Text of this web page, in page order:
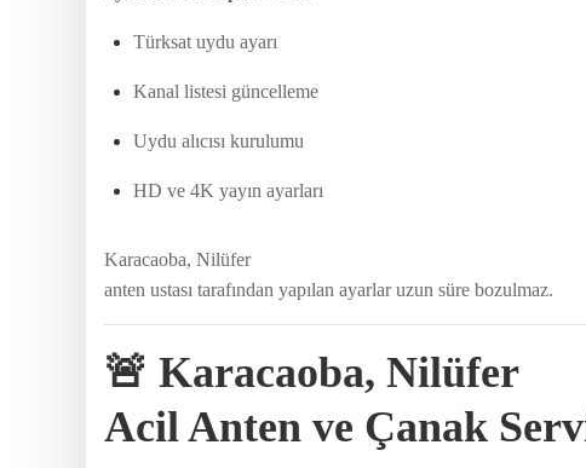
Türksat uydu ayarı
Kanal listesi güncelleme
Uydu alıcısı kurulumu
HD ve 4K yayın ayarları
Karacaoba, Nilüfer
anten ustası tarafından yapılan ayarlar uzun süre bozulmaz.
🚨 Karacaoba, Nilüfer
Acil Anten ve Çanak